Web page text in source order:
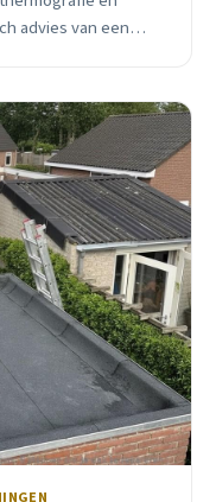
advies van een